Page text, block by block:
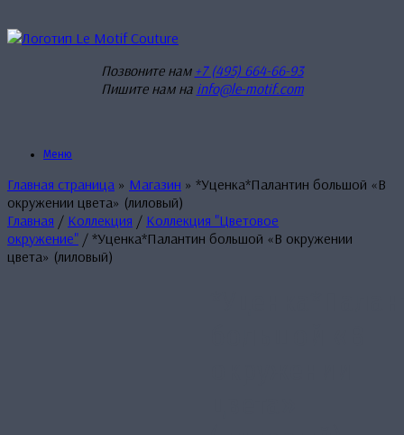
к
Позвоните нам +7 (495) 664-66-93
Пишите нам на info@le-motif.com
Меню
Главная страница » Магазин » *Уценка*Палантин большой «В
окружении цвета» (лиловый)
Главная / Коллекция / Коллекция "Цветовое
окружение" / *Уценка*Палантин большой «В окружении
цвета» (лиловый)